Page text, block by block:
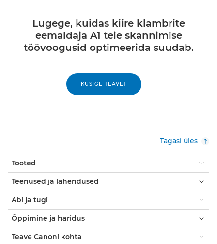
Lugege, kuidas kiire klambrite
eemaldaja A1 teie skannimise
töövoogusid optimeerida suudab.
KÜSIGE TEAVET
Tagasi üles
Tooted
Teenused ja lahendused
Abi ja tugi
Õppimine ja haridus
Teave Canoni kohta